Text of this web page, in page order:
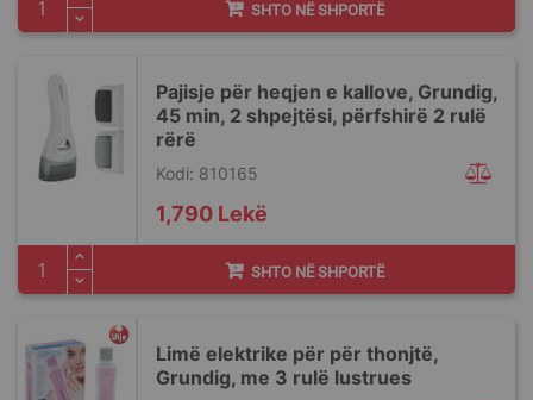
SHTO NË SHPORTË
Pajisje për heqjen e kallove, Grundig,
45 min, 2 shpejtësi, përfshirë 2 rulë
rërë
Kodi: 810165
1,790 Lekë
SHTO NË SHPORTË
Limë elektrike për për thonjtë,
Grundig, me 3 rulë lustrues